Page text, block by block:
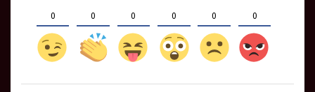
0 0 0 0 0 0